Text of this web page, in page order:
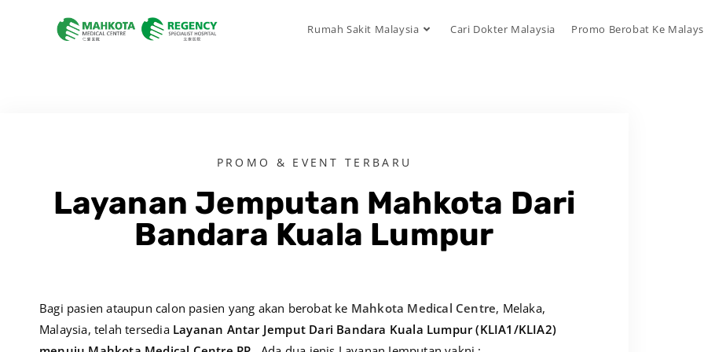
Rumah Sakit Malaysia Cari Dokter Malaysia Promo Berobat Ke
PROMO & EVENT TERBARU
Layanan Jemputan Mahkota Dari
Bandara Kuala Lumpur
Bagi pasien ataupun calon pasien yang akan berobat ke Mahkota Medical Centre, Melaka,
Malaysia, telah tersediaLayanan Antar Jemput Dari Bandara Kuala Lumpur (KLIA1/KLIA2)